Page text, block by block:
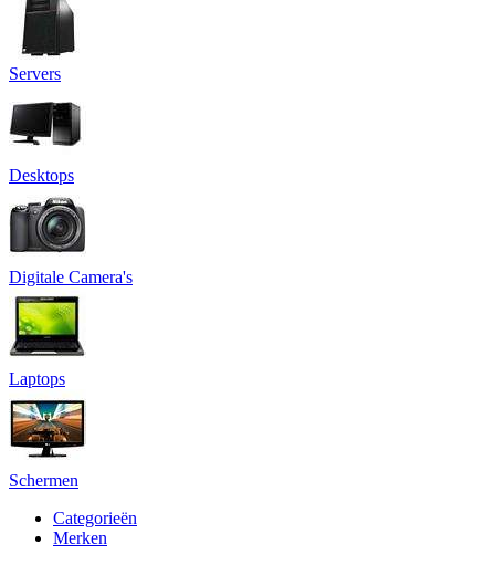
Servers
Desktops
Digitale Camera's
Laptops
Schermen
Categorieën
Merken